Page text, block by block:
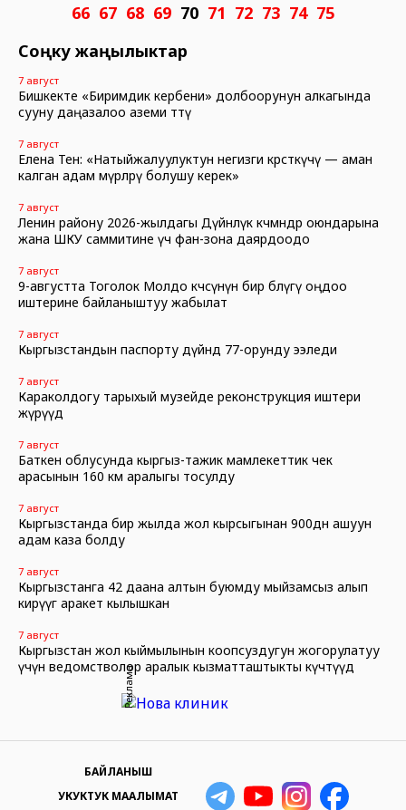
66 67 68 69 70 71 72 73 74 75
Соңку жаңылыктар
7 август
Бишкекте «Биримдик кербени» долбоорунун алкагында
сууну даңазалоо аземи өттү
7 август
Елена Тен: «Натыйжалуулуктун негизги көрсөткүчү — аман
калган адам өмүрлөрү болушу керек»
7 август
Ленин району 2026-жылдагы Дүйнөлүк көчмөндөр оюндарына
жана ШКУ саммитине үч фан-зона даярдоодо
7 август
9-августта Тоголок Молдо көчөсүнүн бир бөлүгү оңдоо
иштерине байланыштуу жабылат
7 август
Кыргызстандын паспорту дүйнөдө 77-орунду ээледи
7 август
Караколдогу тарыхый музейде реконструкция иштери
жүрүүдө
7 август
Баткен облусунда кыргыз-тажик мамлекеттик чек
арасынын 160 км аралыгы тосулду
7 август
Кыргызстанда бир жылда жол кырсыгынан 900дөн ашуун
адам каза болду
7 август
Кыргызстанга 42 даана алтын буюмду мыйзамсыз алып
кирүүгө аракет кылышкан
7 август
Кыргызстан жол кыймылынын коопсуздугун жогорулатуу
үчүн ведомстволор аралык кызматташтыкты күчөтүүдө
Реклама
БАЙЛАНЫШ
УКУКТУК МААЛЫМАТ